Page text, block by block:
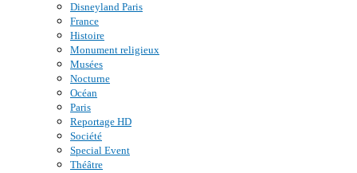
Disneyland Paris
France
Histoire
Monument religieux
Musées
Nocturne
Océan
Paris
Reportage HD
Société
Special Event
Théâtre